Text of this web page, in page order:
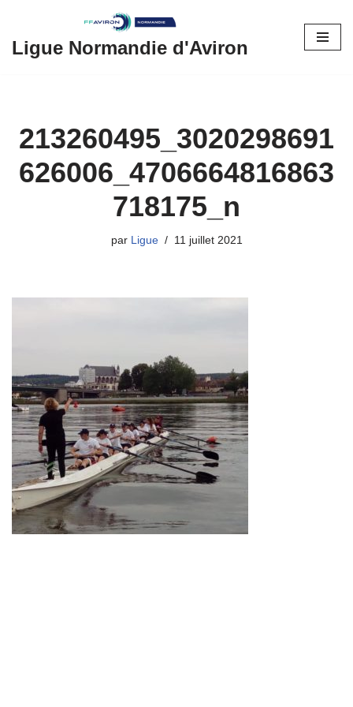
Aller
Ligue Normandie d'Aviron
213260495_3020298691
626006_4706664816863
718175_n
par Ligue 11 juillet 2021